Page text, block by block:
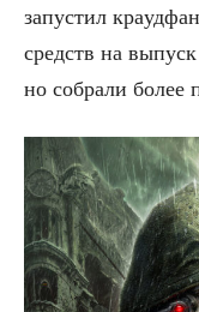
запу­стил
средств на
но собра­ли более